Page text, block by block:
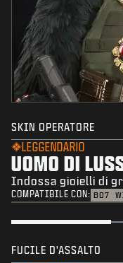
SKIN OPERATORE
LEGGENDARIO
UOMO DI
Indossa gioielli di
COMPATIBILE CON: BO7
FUCILE D'ASSALTO